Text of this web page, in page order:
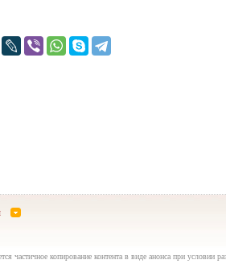
частичное копирование контента в виде анонса при условии